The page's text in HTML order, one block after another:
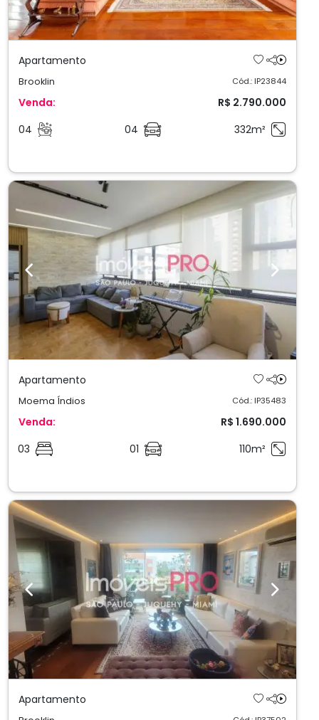
Apartamento
Brooklin Cód.: IP23844
Venda:
R$ 2.790.000
04
04 332m²
Previous Next
Apartamento
Moema Índios Cód.: IP35483
Venda:
R$ 1.690.000
03
01 110m²
Previous Next
Apartamento